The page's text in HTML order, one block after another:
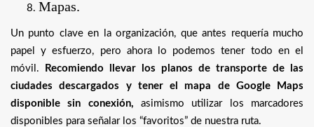
Mapas.
Un punto clave en la organización, que antes requería mucho
papel y esfuerzo, pero ahora lo podemos tener todo en el
móvil.
Recomiendo llevar los planos de transporte de las
ciudades descargados y tener el mapa de Google Maps
disponible sin conexión, asimismo utilizar los marcadores
disponibles para señalar los “favoritos” de nuestra ruta.